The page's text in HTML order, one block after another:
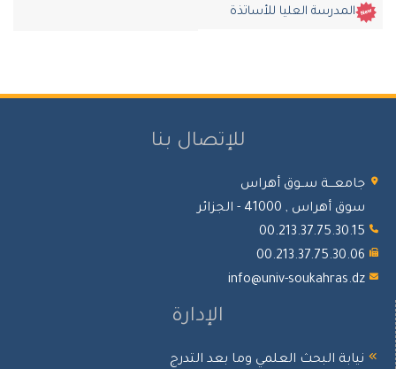
المدرسة العليا للأساتذة
للإتصال بنا
جامعـــة ســوق أهراس
سوق أهراس , 41000 - الجزائر
00.213.37.75.30.15
00.213.37.75.30.06
info@univ-soukahras.dz
الإدارة
نيابة البحث العلمي وما بعد التدرج